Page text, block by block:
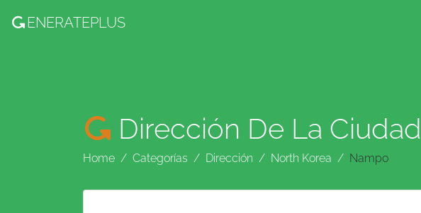
ENERATEPLUS
Dirección De La Ciudad
Home Categorías Dirección North Korea Nampo